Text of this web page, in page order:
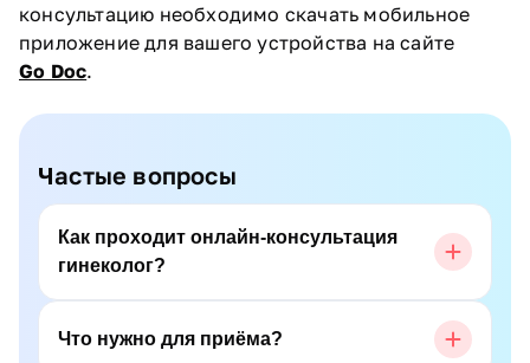
консультацию необходимо скачать мобильное
приложение для вашего устройства на сайте
Go Doc.
Частые вопросы
Как проходит онлайн-консультация
гинеколог?
Что нужно для приёма?